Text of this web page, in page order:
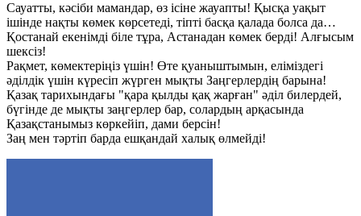
Сауатты, кәсіби мамандар, өз ісіне жауапты! Қысқа уақыт
ішінде нақты көмек көрсетеді, тіпті басқа қалада болса да…
Қостанай екенімді біле тұра, Астанадан көмек берді! Алғысым
шексіз!
Рақмет, көмектеріңіз үшін! Өте қуаныштымын, еліміздегі
әділдік үшін күресіп жүрген мықты Заңгерлердің барына!
Қазақ тарихындағы "қара қылды қақ жарған" әділ билердей,
бүгінде де мықты заңгерлер бар, солардың арқасында
Қазақстанымыз көркейіп, дами берсін!
Заң мен тәртіп барда ешқандай халық өлмейді!